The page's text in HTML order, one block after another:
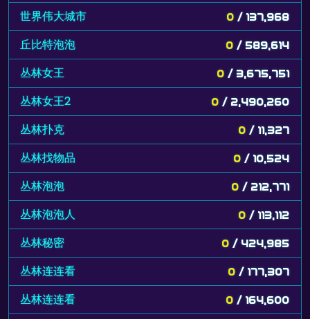
世界伟大城市 0 / 137,968
丘比特泡泡 0 / 589,614
丛林女王 0 / 3,675,751
丛林女王2 0 / 2,490,260
丛林扑克 0 / 11,327
丛林找物品 0 / 10,524
丛林泡泡 0 / 212,771
丛林泡泡人 0 / 113,112
丛林秘密 0 / 424,985
丛林连连看 0 / 177,307
丛林连连看 0 / 164,600